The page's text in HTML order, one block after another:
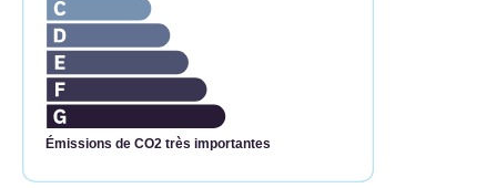
Émissions de CO2 très importantes